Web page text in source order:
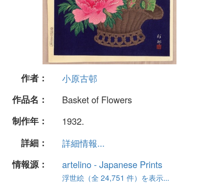
作者：
小原古邨
作品名：
Basket of Flowers
制作年：
1932.
詳細：
詳細情報...
情報源：
artelino - Japanese Prints
浮世絵（全 24,751 件）を表示...